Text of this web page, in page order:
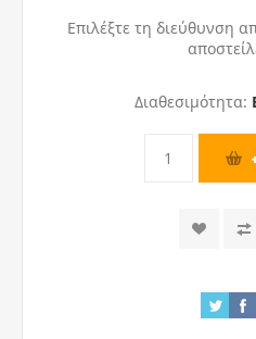
Επιλέξτε τη διεύθυνση
Διαθεσιμότητα: